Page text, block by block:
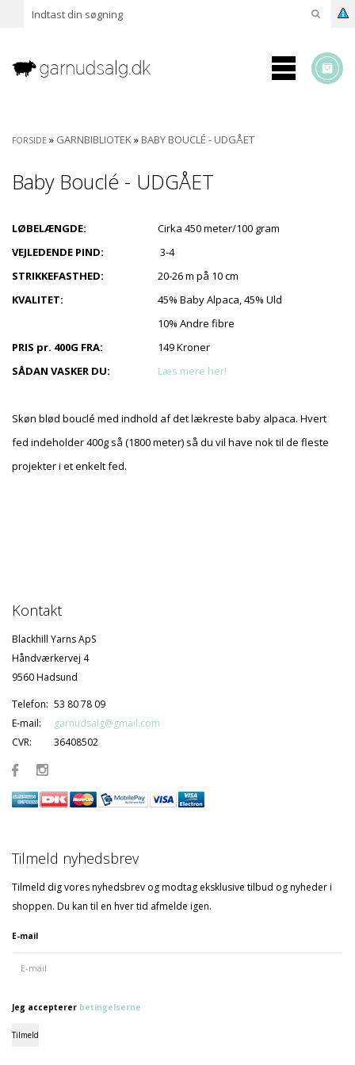
FORSIDE » GARNBIBLIOTEK» BABY BOUCLÉ - UDGÅET
Baby Bouclé - UDGÅET
LØBELÆNGDE:
VEJLEDENDE PIND:
STRIKKEFASTHED:
KVALITET:
PRIS pr. 400G FRA:
SÅDAN VASKER DU:
Cirka 450 meter/100 gram
3-4
20-26 m på 10 cm
45% Baby Alpaca, 45% Uld
10% Andre fibre
149 Kroner
Læs mere her!
Skøn blød bouclé med indhold af det lækreste baby alpaca. Hvert
fed indeholder 400g så (1800 meter) så du vil have nok til de fleste
projekter i et enkelt fed.
Kontakt
Blackhill Yarns ApS
Håndværkervej 4
9560 Hadsund
Telefon: 53 80 78 09
E-mail:
garnudsalg@gmail.com
CVR:
36408502
Tilmeld nyhedsbrev
Tilmeld dig vores nyhedsbrev og modtag eksklusive tilbud og nyheder i
shoppen. Du kan til en hver tid afmelde igen.
E-mail
Jeg accepterer betingelserne
Tilmeld